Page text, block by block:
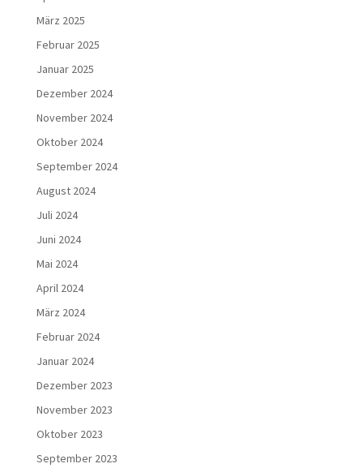
März 2025
Februar 2025
Januar 2025
Dezember 2024
November 2024
Oktober 2024
September 2024
August 2024
Juli 2024
Juni 2024
Mai 2024
April 2024
März 2024
Februar 2024
Januar 2024
Dezember 2023
November 2023
Oktober 2023
September 2023